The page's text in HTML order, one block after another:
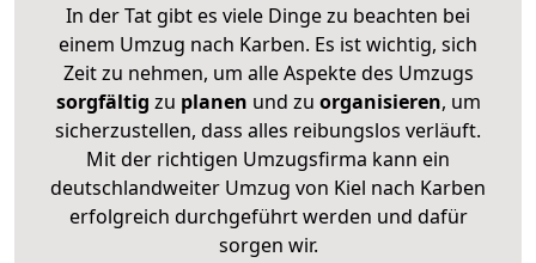
In der Tat gibt es viele Dinge zu beachten bei
einem Umzug nach Karben. Es ist wichtig, sich
Zeit zu nehmen, um alle Aspekte des Umzugs
sorgfältig zu planen und zu organisieren, um
sicherzustellen, dass alles reibungslos verläuft.
Mit der richtigen Umzugsfirma kann ein
deutschlandweiter Umzug von Kiel nach Karben
erfolgreich durchgeführt werden und dafür
sorgen wir.